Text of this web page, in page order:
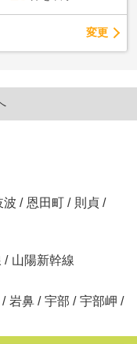
変更
波 / 恩田町 / 則貞 /
/ 山陽新幹線
/ 岩鼻 / 宇部 / 宇部岬 /